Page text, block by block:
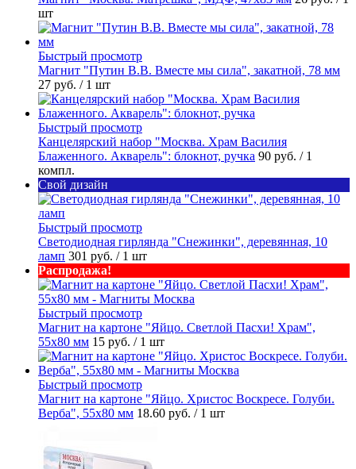
шт
Быстрый просмотр
Магнит "Путин В.В. Вместе мы сила", закатной, 78 мм
27 руб. / 1 шт
Быстрый просмотр
Канцелярский набор "Москва. Храм Василия
Блаженного. Акварель": блокнот, ручка 90 руб. / 1
компл.
Свой дизайн
Быстрый просмотр
Светодиодная гирлянда "Снежинки", деревянная, 10
ламп 301 руб. / 1 шт
Распродажа!
Быстрый просмотр
Магнит на картоне "Яйцо. Светлой Пасхи! Храм",
55х80 мм 15 руб. / 1 шт
Быстрый просмотр
Магнит на картоне "Яйцо. Христос Воскресе. Голуби.
Верба", 55х80 мм 18.60 руб. / 1 шт